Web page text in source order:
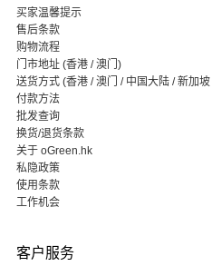
买家温馨提示
售后条款
购物流程
门市地址 (香港 / 澳门)
送货方式 (香港 / 澳门 / 中国大陆 / 新加
付款方法
批发查询
换货/退货条款
关于 oGreen.hk
私隐政策
使用条款
工作机会
客户服务